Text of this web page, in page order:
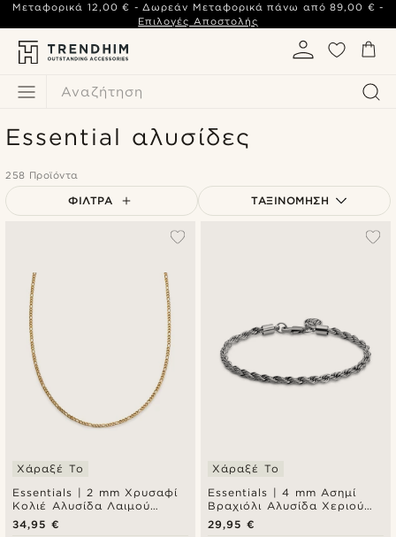
Αναζήτηση
Μεταφορικά 12,00 € - Δωρεάν Μεταφορικά πάνω από 89,00 € -
Επιλογές Αποστολής
Essential αλυσίδες
258 Προϊόντα
ΦΊΛΤΡΑ ΤΑΞΙΝΌΜΗΣΗ
Essentials | 2 mm Χρυσαφί
Κολιέ Αλυσίδα Λαιμού
Figaro Chain
Χάραξέ Το
34,95 €
Essentials | 4 mm Ασημί
Βραχιόλι Αλυσίδα Χεριού
Rope Chain
Χάραξέ Το
29,95 €